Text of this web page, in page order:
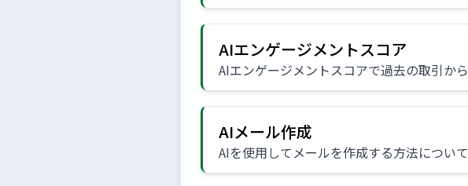
AIエンゲージメントスコア
AIエンゲージメントスコアで過去の取引か
AIメール作成
AIを使用してメールを作成する方法について